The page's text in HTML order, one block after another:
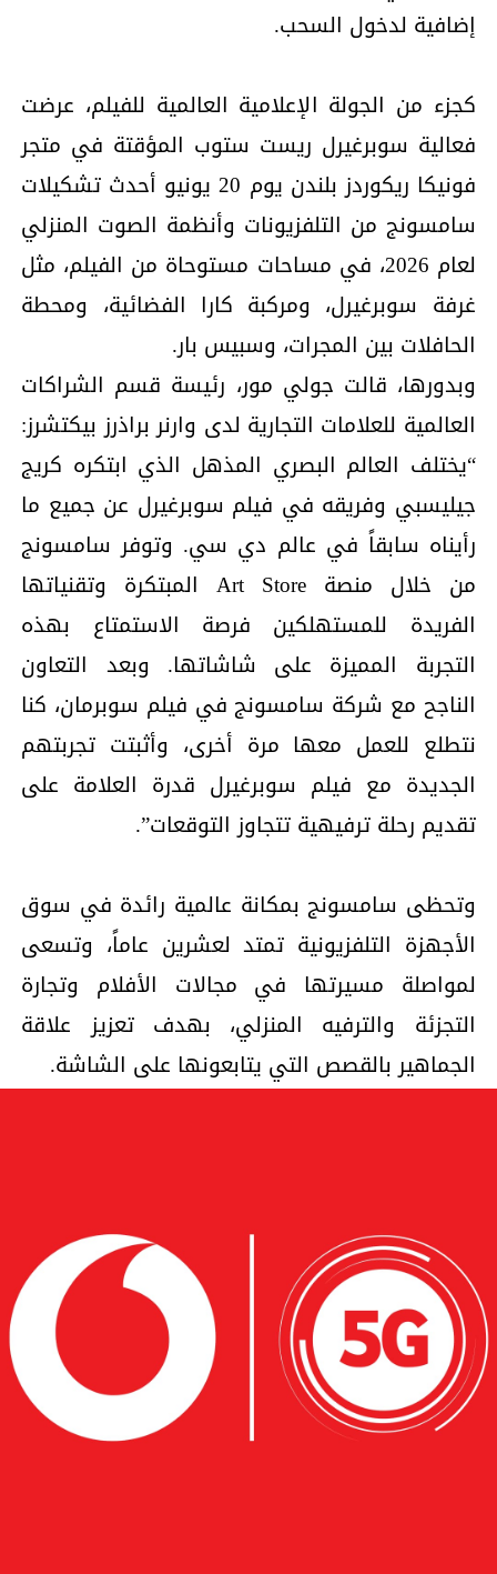
إضافية لدخول السحب.
كجزء من الجولة الإعلامية العالمية للفيلم، عرضت
فعالية سوبرغيرل ريست ستوب المؤقتة في متجر
فونيكا ريكوردز بلندن يوم 20 يونيو أحدث تشكيلات
سامسونج من التلفزيونات وأنظمة الصوت المنزلي
لعام 2026، في مساحات مستوحاة من الفيلم، مثل
غرفة سوبرغيرل، ومركبة كارا الفضائية، ومحطة
الحافلات بين المجرات، وسبيس بار.
وبدورها، قالت جولي مور، رئيسة قسم الشراكات
العالمية للعلامات التجارية لدى وارنر براذرز بيكتشرز:
“يختلف العالم البصري المذهل الذي ابتكره كريج
جيليسبي وفريقه في فيلم سوبرغيرل عن جميع ما
رأيناه سابقاً في عالم دي سي. وتوفر سامسونج
من خلال منصة Art Store المبتكرة وتقنياتها
الفريدة للمستهلكين فرصة الاستمتاع بهذه
التجربة المميزة على شاشاتها. وبعد التعاون
الناجح مع شركة سامسونج في فيلم سوبرمان، كنا
نتطلع للعمل معها مرة أخرى، وأثبتت تجربتهم
الجديدة مع فيلم سوبرغيرل قدرة العلامة على
تقديم رحلة ترفيهية تتجاوز التوقعات”.
وتحظى سامسونج بمكانة عالمية رائدة في سوق
الأجهزة التلفزيونية تمتد لعشرين عاماً، وتسعى
لمواصلة مسيرتها في مجالات الأفلام وتجارة
التجزئة والترفيه المنزلي، بهدف تعزيز علاقة
الجماهير بالقصص التي يتابعونها على الشاشة.